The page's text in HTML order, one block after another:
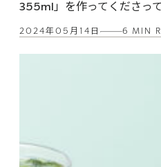
355ml」を作ってくださっ
2024年05月14日 6 MIN